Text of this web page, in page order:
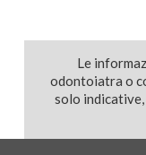
Le
odontoiatra o
solo